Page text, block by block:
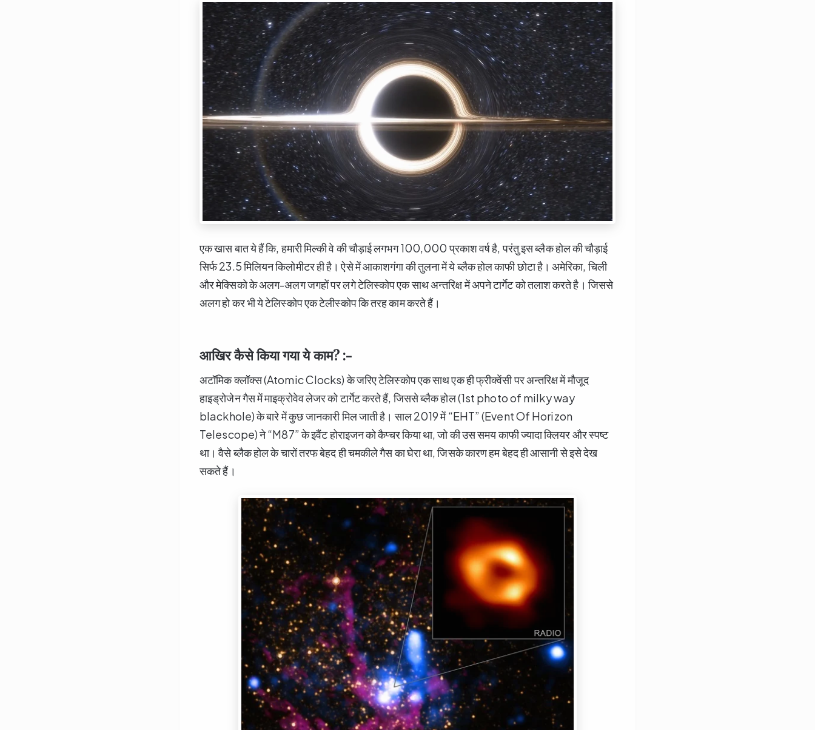
एक खास बात ये हैं कि, हमारी मिल्की वे की चौड़ाई लगभग 100,000 प्रकाश वर्ष है, परंतु इस ब्लैक होल की चौड़ाई
सिर्फ 23.5 मिलियन किलोमीटर ही है। ऐसे में आकाशगंगा की तुलना में ये ब्लैक होल काफी छोटा है। अमेरिका, चिली
और मेक्सिको के अलग-अलग जगहों पर लगे टेलिस्कोप एक साथ अन्तरिक्ष में अपने टार्गेट को तलाश करते है। जिससे
अलग हो कर भी ये टेलिस्कोप एक टेलीस्कोप कि तरह काम करते हैं।
आखिर कैसे किया गया ये काम? :-
अटॉमिक क्लॉक्स (Atomic Clocks) के जरिए टेलिस्कोप एक साथ एक ही फ्रीक्वेंसी पर अन्तरिक्ष में मौजूद
हाइड्रोजेन गैस में माइक्रोवेव लेजर को टार्गेट करते हैं, जिससे ब्लैक होल (1st photo of milky way
blackhole) के बारे में कुछ जानकारी मिल जाती है। साल 2019 में “EHT” (Event Of Horizon
Telescope) ने “M87” के इवैंट होराइजन को कैप्चर किया था, जो की उस समय काफी ज्यादा क्लियर और स्पष्ट
था। वैसे ब्लैक होल के चारों तरफ बेहद ही चमकीले गैस का घेरा था, जिसके कारण हम बेहद ही आसानी से इसे देख
सकते हैं।